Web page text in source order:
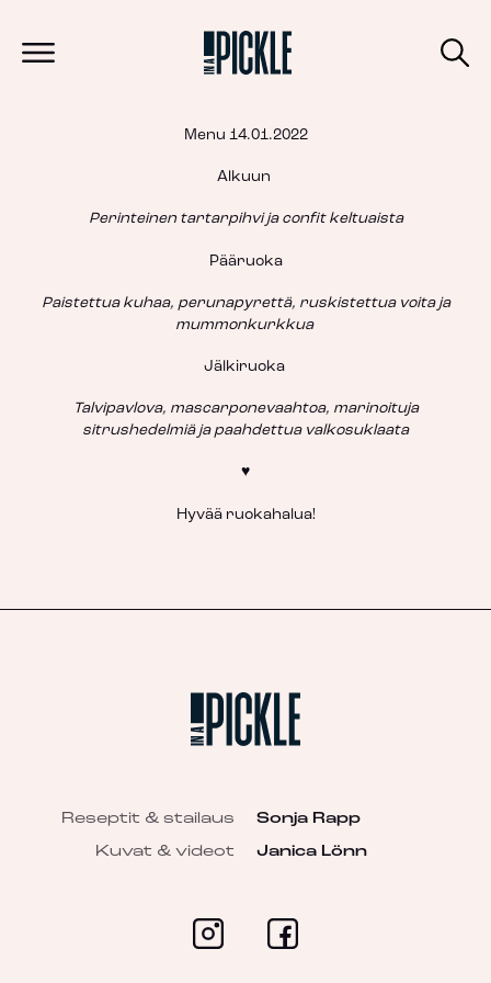
Menu 14.01.2022
Alkuun
Perinteinen tartarpihvi ja confit keltuaista
Pääruoka
Paistettua kuhaa, perunapyrettä, ruskistettua voita ja
mummonkurkkua
Jälkiruoka
Talvipavlova, mascarponevaahtoa, marinoituja
sitrushedelmiä ja paahdettua valkosuklaata
♥️
Hyvää ruokahalua!
Reseptit & stailaus
Sonja Rapp
Kuvat & videot
Janica Lönn